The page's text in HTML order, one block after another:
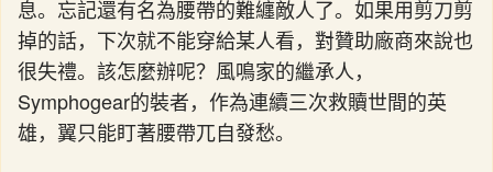
息。忘記還有名為腰帶的難纏敵人了。如果用剪刀剪
掉的話，下次就不能穿給某人看，對贊助廠商來說也
很失禮。該怎麼辦呢？風鳴家的繼承人，
Symphogear的裝者，作為連續三次救贖世間的英
雄，翼只能盯著腰帶兀自發愁。